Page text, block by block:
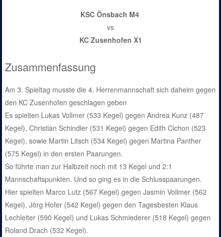
KSC Önsbach M4
vs
KC Zusenhofen X1
Zusammenfassung
Am 3. Spieltag musste die 4. Herrenmannschaft sich daheim gegen
den KC Zusenhofen geschlagen geben
Es spielten Lukas Vollmer (533 Kegel) gegen Andrea Kunz (487
Kegel), Christian Schindler (531 Kegel) gegen Edith Cichon (523
Kegel), sowie Martin Litsch (534 Kegel) gegen Martina Panther
(575 Kegel) in den ersten Paarungen.
So führte man zur Halbzeit noch mit 13 Kegel und 2:1
Mannschaftspunkten. Und so ging es in die Schlusspaarungen.
Hier spielten Marco Lutz (567 Kegel) gegen Jasmin Vollmer (562
Kegel), Jörg Hofer (542 Kegel) gegen den Tagesbesten Klaus
Lechleiter (590 Kegel) und Lukas Schmiederer (518 Kegel) gegen
Roland Drach (532 Kegel).